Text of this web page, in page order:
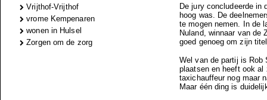
Vrijthof-Vrijthof
vrome Kempenaren
wonen in Hulsel
Zorgen om de zorg
De jury concludeerde in
hoog was. De
te mogen nemen.
In de
Nuland, winnaar van de
goed genoeg om zijn
Wel van de partij is
plaatsen en heeft ook al
taxichauffeur nog maar
Maar één ding is